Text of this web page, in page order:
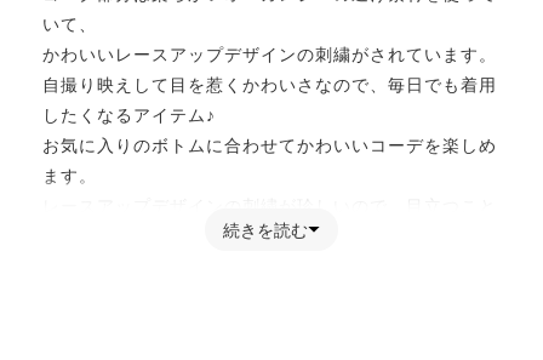
いて、
かわいいレースアップデザインの刺繍がされています。
自撮り映えして目を惹くかわいさなので、毎日でも着用
したくなるアイテム♪
お気に入りのボトムに合わせてかわいいコーデを楽しめ
ます。
続きを読む